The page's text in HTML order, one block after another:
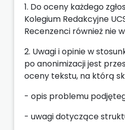
1. Do oceny każdego
Kolegium Redakcyjne
Recenzenci również nie
2. Uwagi i opinie w
po anonimizacji jest
oceny tekstu, na którą
- opis problemu
- uwagi dotyczące